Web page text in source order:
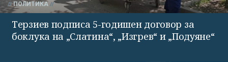
ПОЛИТИКА
Терзиев подписа 5-годишен договор за
боклука на „Слатина“, „Изгрев“ и „Подуяне“